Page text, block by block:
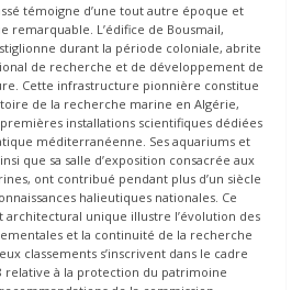
témoigne d’une tout autre époque et
remarquable. L’édifice de Bousmail,
durant la période coloniale, abrite
de recherche et de développement de
Cette infrastructure pionnière constitue
de la recherche marine en Algérie,
installations scientifiques dédiées
méditerranéenne. Ses aquariums et
que sa salle d’exposition consacrée aux
ont contribué pendant plus d’un siècle
halieutiques nationales. Ce
unique illustre l’évolution des
et la continuité de la recherche
classements s’inscrivent dans le cadre
relative à la protection du patrimoine